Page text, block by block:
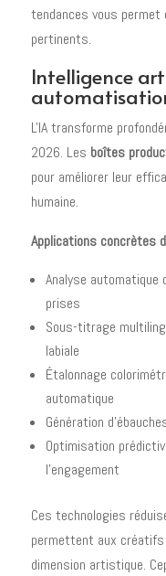
tendances vous
pertinents.
Intelligence
L'IA transforme
2026. Les boîtes
pour améliorer leur
humaine.
Applications concrètes
Analyse
prises
Sous-titrage
labiale
Étalonnage
automatique
Génération
Optimisation
l'engagement
Ces technologies
permettent aux
dimension artistique.